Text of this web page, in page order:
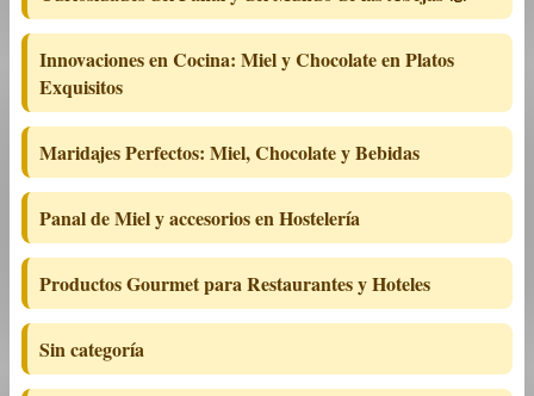
Innovaciones en Cocina: Miel y Chocolate en Platos
Exquisitos
Maridajes Perfectos: Miel, Chocolate y Bebidas
Panal de Miel y accesorios en Hostelería
Productos Gourmet para Restaurantes y Hoteles
Sin categoría